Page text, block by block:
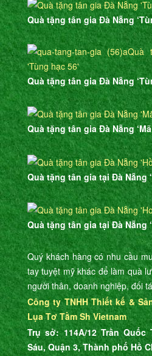
Quà tặng tân gia Đà Nẵng
Quà tặng tân gia Đà Nẵng
Quà tặng tân gia Đà Nẵng
Quà tặng tân gia tại Đà Nẵng
Quà tặng tân gia tại Đà Nẵng
Quý khách hàng có nhu cầu
tay tuyệt mỹ khác để làm quà
người thân, doanh nghiệp, đối
Công ty TNHH Thiết kế &
Lụa Tơ Tằm Sh Vietnam
Trụ sở: 114A/12 Trần
Sáu, Quận 3, Thành phố Hồ